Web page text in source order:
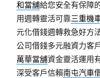
和當舖給您安全有保障
用週轉靈活可靠三重機
元化借錢週轉救急好方
公司借錢多元融資力客
萬華當舖資金靈活運用
深受客戶信賴南屯汽車